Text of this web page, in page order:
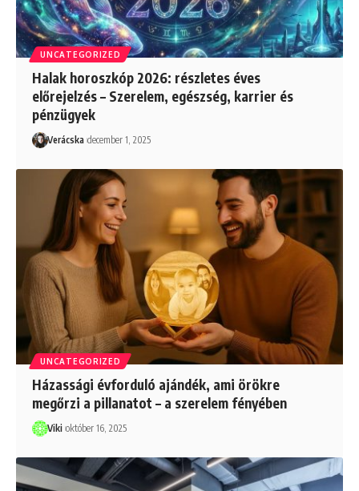
UNCATEGORIZED
Halak horoszkóp 2026: részletes éves
előrejelzés – Szerelem, egészség, karrier és
pénzügyek
Verácska december 1, 2025
UNCATEGORIZED
Házassági évforduló ajándék, ami örökre
megőrzi a pillanatot – a szerelem fényében
Viki október 16, 2025